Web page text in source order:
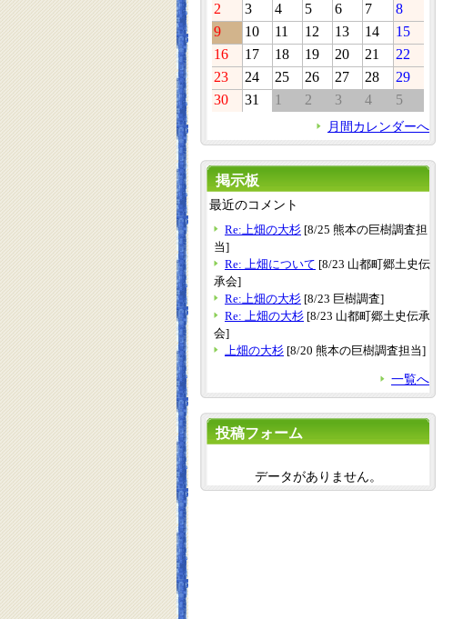
2
3 4 5 6 7
8
9
10 11 12 13 14
15
16
17 18 19 20 21
22
23
24 25 26 27 28
29
30
31 1 2 3 4 5
月間カレンダーへ
掲示板
最近のコメント
Re:上畑の大杉 [8/25 熊本の巨樹調査担
当]
Re: 上畑について [8/23 山都町郷土史伝
承会]
Re:上畑の大杉 [8/23 巨樹調査]
Re: 上畑の大杉 [8/23 山都町郷土史伝承
会]
上畑の大杉 [8/20 熊本の巨樹調査担当]
一覧へ
投稿フォーム
データがありません。